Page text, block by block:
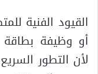
القيود الفنية
أو وظيفة بطاقة
لأن التطور